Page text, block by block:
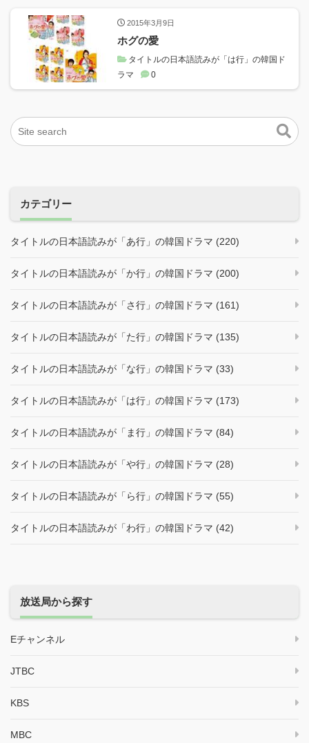
2015年3月9日
ホグの愛
タイトルの日本語読みが「は行」の韓国ド
ラマ
0
カテゴリー
タイトルの日本語読みが「あ行」の韓国ドラマ (220)
タイトルの日本語読みが「か行」の韓国ドラマ (200)
タイトルの日本語読みが「さ行」の韓国ドラマ (161)
タイトルの日本語読みが「た行」の韓国ドラマ (135)
タイトルの日本語読みが「な行」の韓国ドラマ (33)
タイトルの日本語読みが「は行」の韓国ドラマ (173)
タイトルの日本語読みが「ま行」の韓国ドラマ (84)
タイトルの日本語読みが「や行」の韓国ドラマ (28)
タイトルの日本語読みが「ら行」の韓国ドラマ (55)
タイトルの日本語読みが「わ行」の韓国ドラマ (42)
放送局から探す
Eチャンネル
JTBC
KBS
MBC